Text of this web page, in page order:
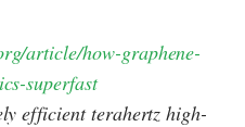
article/how-graphene-
superfast
efficient terahertz high-